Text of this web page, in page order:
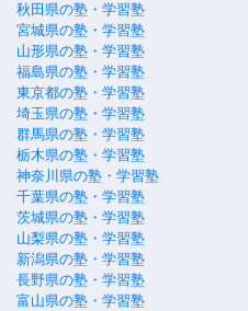
秋田県の塾・学習塾
宮城県の塾・学習塾
山形県の塾・学習塾
福島県の塾・学習塾
東京都の塾・学習塾
埼玉県の塾・学習塾
群馬県の塾・学習塾
栃木県の塾・学習塾
神奈川県の塾・学習塾
千葉県の塾・学習塾
茨城県の塾・学習塾
山梨県の塾・学習塾
新潟県の塾・学習塾
長野県の塾・学習塾
富山県の塾・学習塾